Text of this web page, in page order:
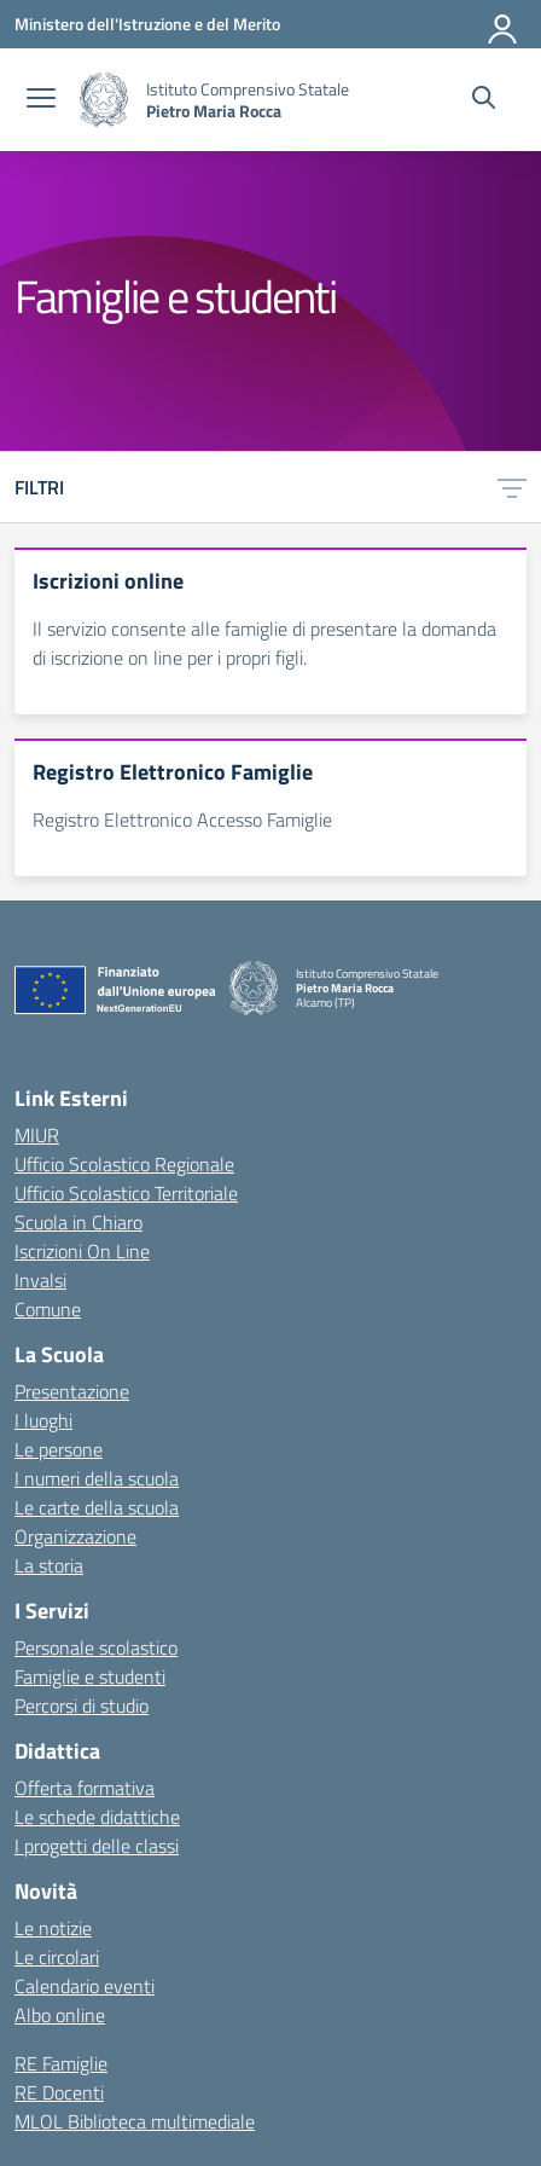
Vai ai contenuti
Vai al menu di navigazione
Vai al footer
Ministero dell'Istruzione e del Merito
Istituto Comprensivo Statale
Pietro Maria Rocca
Famiglie e studenti
FILTRI
Iscrizioni online
Il servizio consente alle famiglie di presentare la domanda
di iscrizione on line per i propri figli.
Registro Elettronico Famiglie
Registro Elettronico Accesso Famiglie
Istituto Comprensivo Statale
Pietro Maria Rocca
Alcamo (TP)
Link Esterni
MIUR
Ufficio Scolastico Regionale
Ufficio Scolastico Territoriale
Scuola in Chiaro
Iscrizioni On Line
Invalsi
Comune
La Scuola
Presentazione
I luoghi
Le persone
I numeri della scuola
Le carte della scuola
Organizzazione
La storia
I Servizi
Personale scolastico
Famiglie e studenti
Percorsi di studio
Didattica
Offerta formativa
Le schede didattiche
I progetti delle classi
Novità
Le notizie
Le circolari
Calendario eventi
Albo online
RE Famiglie
RE Docenti
MLOL Biblioteca multimediale